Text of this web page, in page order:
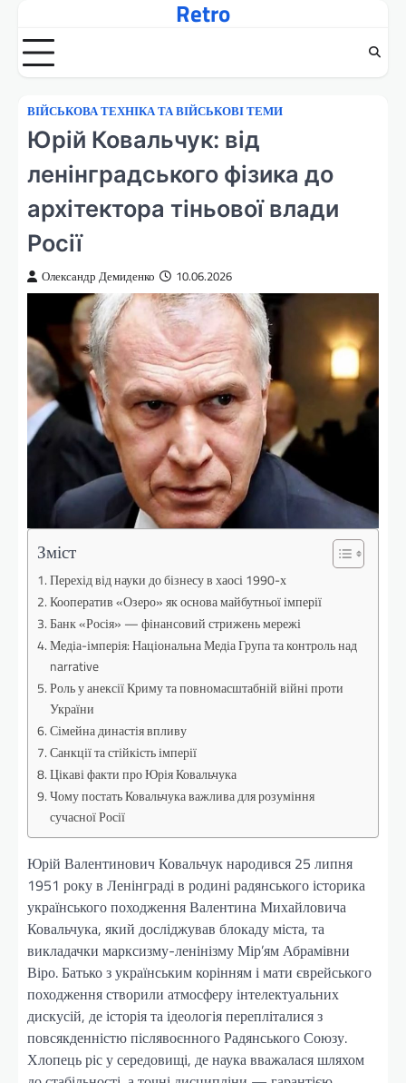
вмісту
Retro
ВІЙСЬКОВА ТЕХНІКА ТА ВІЙСЬКОВІ ТЕМИ
Юрій Ковальчук: від
ленінградського фізика до
архітектора тіньової влади
Росії
Олександр Демиденко 10.06.2026
Зміст
Перехід від науки до бізнесу в хаосі 1990-х
Кооператив «Озеро» як основа майбутньої імперії
Банк «Росія» — фінансовий стрижень мережі
Медіа-імперія: Національна Медіа Група та контроль над
narrative
Роль у анексії Криму та повномасштабній війні проти
України
Сімейна династія впливу
Санкції та стійкість імперії
Цікаві факти про Юрія Ковальчука
Чому постать Ковальчука важлива для розуміння
сучасної Росії
Юрій Валентинович Ковальчук народився 25 липня
1951 року в Ленінграді в родині радянського історика
українського походження Валентина Михайловича
Ковальчука, який досліджував блокаду міста, та
викладачки марксизму-ленінізму Мір’ям Абрамівни
Віро. Батько з українським корінням і мати єврейського
походження створили атмосферу інтелектуальних
дискусій, де історія та ідеологія перепліталися з
повсякденністю післявоєнного Радянського Союзу.
Хлопець ріс у середовищі, де наука вважалася шляхом